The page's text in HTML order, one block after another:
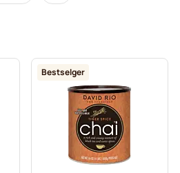
Bestselger